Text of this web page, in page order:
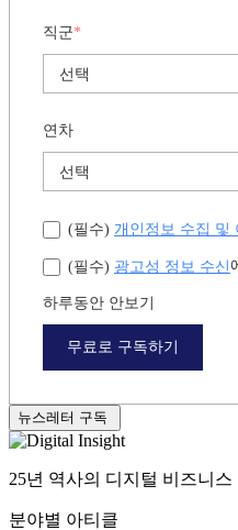
직군*
연차
(필수) 개인정보 수집 및
(필수) 광고성 정보 수신
하루동안 안보기
무료로 구독하기
뉴스레터 구독
25년 역사의 디지털 비즈니스
분야별 아티클